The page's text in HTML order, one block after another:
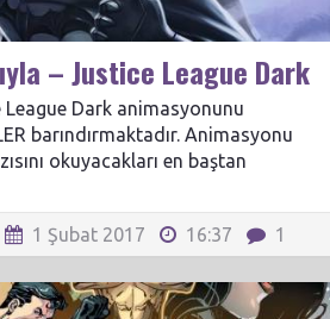
– Justice League Dark
League Dark animasyonunu
barındırmaktadır. Animasyonu
okuyacakları en baştan
1 Şubat 2017 16:37 1